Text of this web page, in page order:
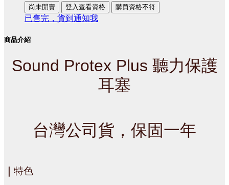
尚未開賣 登入查看資格 購買資格不符
已售完，貨到通知我
商品介紹
Sound Protex Plus 聽力保護
耳塞
台灣公司貨，保固一年
特色